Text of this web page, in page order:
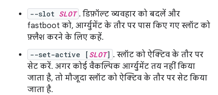
--slot SLOT . डिफ़ॉल्ट व्यवहार को बदलें और
fastboot को, आर्ग्युमेंट के तौर पर पास किए गए स्लॉट को
फ़्लैश करने के लिए कहें.
--set-active [ SLOT] . स्लॉट को ऐक्टिव के तौर पर
सेट करें. अगर कोई वैकल्पिक आर्ग्युमेंट तय नहीं किया
जाता है, तो मौजूदा स्लॉट को ऐक्टिव के तौर पर सेट किया
जाता है.